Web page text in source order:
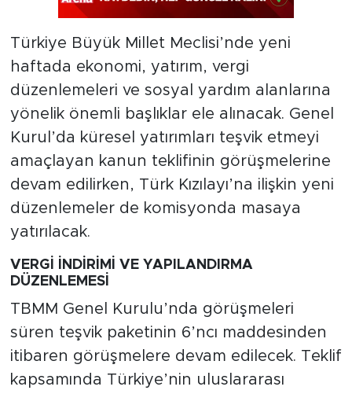
Türkiye Büyük Millet Meclisi’nde yeni
haftada ekonomi, yatırım, vergi
düzenlemeleri ve sosyal yardım alanlarına
yönelik önemli başlıklar ele alınacak. Genel
Kurul’da küresel yatırımları teşvik etmeyi
amaçlayan kanun teklifinin görüşmelerine
devam edilirken, Türk Kızılayı’na ilişkin yeni
düzenlemeler de komisyonda masaya
yatırılacak.
VERGİ İNDİRİMİ VE YAPILANDIRMA
DÜZENLEMESİ
TBMM Genel Kurulu’nda görüşmeleri
süren teşvik paketinin 6’ncı maddesinden
itibaren görüşmelere devam edilecek. Teklif
kapsamında Türkiye’nin uluslararası